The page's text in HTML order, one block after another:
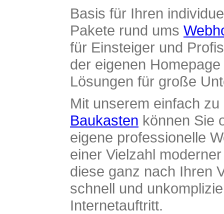
Basis für Ihren
Pakete rund ums
für Einsteiger und
der eigenen
Lösungen für große
Mit unserem einfach
Baukasten können Sie
eigene professionelle
einer Vielzahl
diese ganz nach Ihren
schnell und
Internetauftritt.